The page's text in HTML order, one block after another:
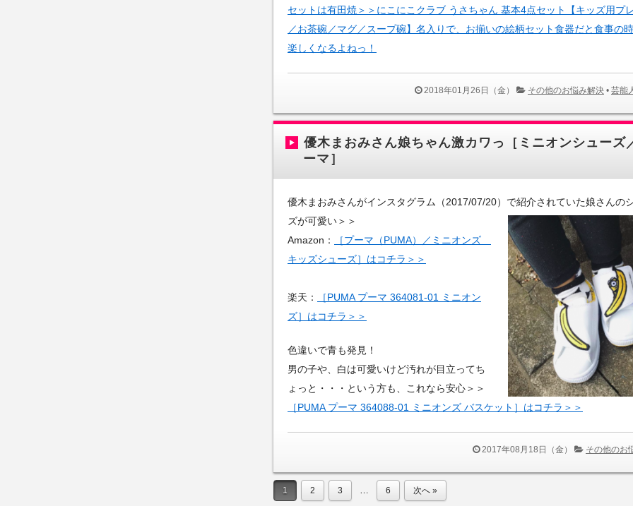
セットは有田焼＞＞にこにこクラブ うさちゃん 基本4点セット【キッズ用プ
／お茶碗／マグ／スープ碗】名入りで、お揃いの絵柄セット食器だと食事の
楽しくなるよねっ！
2018年01月26日（金） その他のお悩み解決 • 芸能
優木まおみさん娘ちゃん激カワっ［ミニオンシューズ
ーマ］
優木まおみさんがインスタグラム（2017/07/20）で紹介されていた娘さんの
ズが可愛い＞＞
Amazon：
［プーマ（PUMA）／ミニオンズ
キッズシューズ］はコチラ＞＞
楽天：
［PUMA プーマ 364081-01 ミニオン
ズ］はコチラ＞＞
色違いで青も発見！
男の子や、白は可愛いけど汚れが目立ってち
ょっと・・・という方も、これなら安心＞＞
［PUMA プーマ 364088-01 ミニオンズ バスケット］はコチラ＞＞
2017年08月18日（金） その他のお
1 2 3 6 次へ »